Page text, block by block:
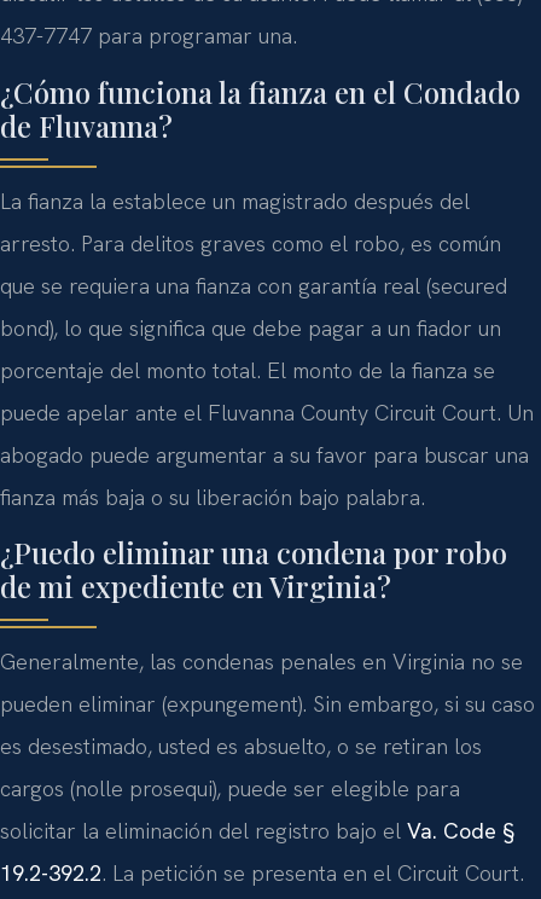
437-7747 para programar una.
¿Cómo funciona la fianza en el Condado
de Fluvanna?
La fianza la establece un magistrado después del
arresto. Para delitos graves como el robo, es común
que se requiera una fianza con garantía real (secured
bond), lo que significa que debe pagar a un fiador un
porcentaje del monto total. El monto de la fianza se
puede apelar ante el Fluvanna County Circuit Court. Un
abogado puede argumentar a su favor para buscar una
fianza más baja o su liberación bajo palabra.
¿Puedo eliminar una condena por robo
de mi expediente en Virginia?
Generalmente, las condenas penales en Virginia no se
pueden eliminar (expungement). Sin embargo, si su caso
es desestimado, usted es absuelto, o se retiran los
cargos (nolle prosequi), puede ser elegible para
solicitar la eliminación del registro bajo el Va. Code §
19.2-392.2. La petición se presenta en el Circuit Court.